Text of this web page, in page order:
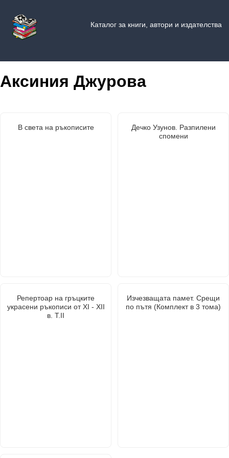
Каталог за книги, автори и издателства
Аксиния Джурова
В света на ръкописите
Дечко Узунов. Разпилени
спомени
Репертоар на гръцките
украсени ръкописи от XI - XII
в. Т.II
Изчезващата памет. Срещи
по пътя (Комплект в 3 тома)